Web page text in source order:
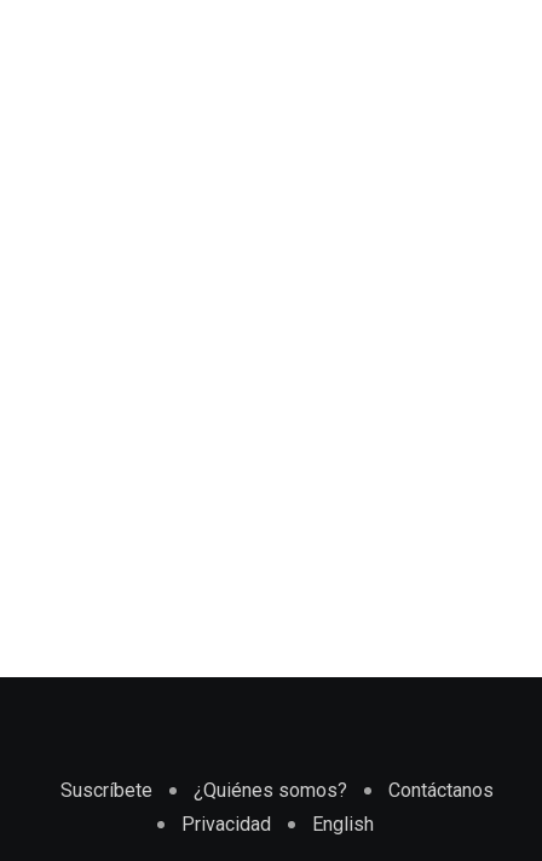
Suscríbete ¿Quiénes somos?
Contáctanos
Privacidad
English